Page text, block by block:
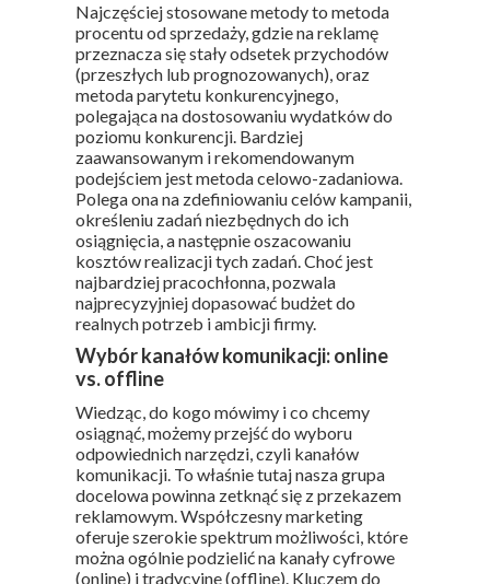
Najczęściej stosowane metody to metoda
procentu od sprzedaży, gdzie na reklamę
przeznacza się stały odsetek przychodów
(przeszłych lub prognozowanych), oraz
metoda parytetu konkurencyjnego,
polegająca na dostosowaniu wydatków do
poziomu konkurencji. Bardziej
zaawansowanym i rekomendowanym
podejściem jest metoda celowo-zadaniowa.
Polega ona na zdefiniowaniu celów kampanii,
określeniu zadań niezbędnych do ich
osiągnięcia, a następnie oszacowaniu
kosztów realizacji tych zadań. Choć jest
najbardziej pracochłonna, pozwala
najprecyzyjniej dopasować budżet do
realnych potrzeb i ambicji firmy.
Wybór kanałów komunikacji: online
vs. offline
Wiedząc, do kogo mówimy i co chcemy
osiągnąć, możemy przejść do wyboru
odpowiednich narzędzi, czyli kanałów
komunikacji. To właśnie tutaj nasza grupa
docelowa powinna zetknąć się z przekazem
reklamowym. Współczesny marketing
oferuje szerokie spektrum możliwości, które
można ogólnie podzielić na kanały cyfrowe
(online) i tradycyjne (offline). Kluczem do